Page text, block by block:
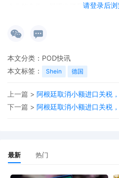
请登录后浏
企业的合作，展现出了显著的经济
本文分类： POD快讯
本文标签：
Shein 德国
上一篇 > 阿根廷取消小额进口关税
下一篇 > 阿根廷取消小额进口关税
最新 热门